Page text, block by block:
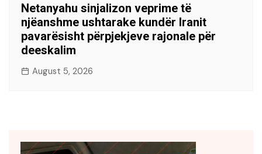
Netanyahu sinjalizon veprime të
njëanshme ushtarake kundër Iranit
pavarësisht përpjekjeve rajonale për
deeskalim
August 5, 2026